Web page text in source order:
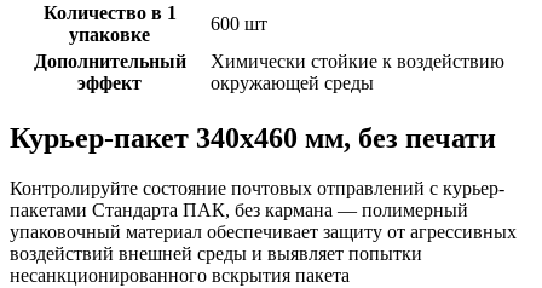
Количество в 1
упаковке
600 шт
Дополнительный
эффект
Химически стойкие к воздействию
окружающей среды
Курьер-пакет 340х460 мм, без печати
Контролируйте состояние почтовых отправлений с курьер-
пакетами Стандарта ПАК, без кармана — полимерный
упаковочный материал обеспечивает защиту от агрессивных
воздействий внешней среды и выявляет попытки
несанкционированного вскрытия пакета